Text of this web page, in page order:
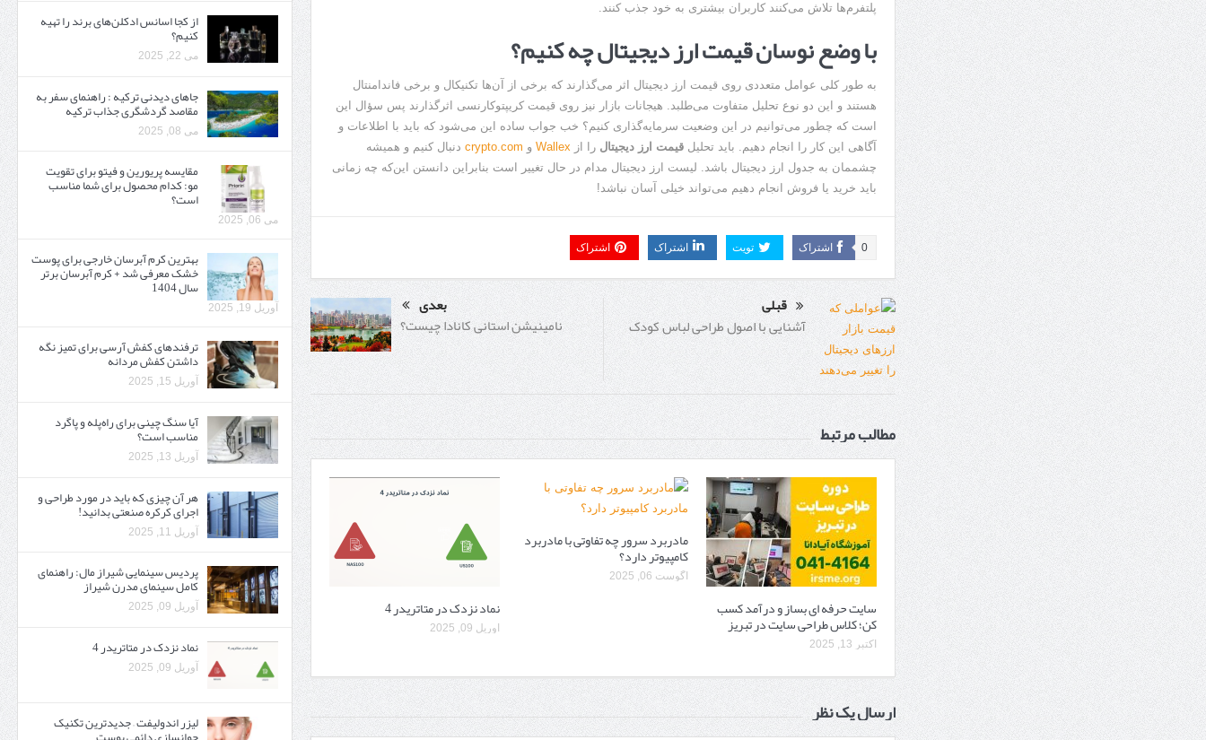
پلتفرم‌ها تلاش می‌کنند کاربران بیشتری به خود جذب کنند.
با وضع نوسان قیمت ارز دیجیتال چه کنیم؟
به طور کلی عوامل متعددی روی قیمت ارز دیجیتال اثر می‌گذارند که برخی از آن‌ها تکنیکال و برخی فاندامنتال
هستند و این دو نوع تحلیل متفاوت می‌طلبد. هیجانات بازار نیز روی قیمت کریپتوکارنسی اثرگذارند پس سؤال این
است که چطور می‌توانیم در این وضعیت سرمایه‌گذاری کنیم؟ خب جواب ساده این می‌شود که باید با اطلاعات و
آگاهی این کار را انجام دهیم. باید تحلیل قیمت ارز دیجیتال را از Wallex و crypto.com دنبال کنیم و همیشه
چشممان به جدول ارز دیجیتال باشد. لیست ارز دیجیتال مدام در حال تغییر است بنابراین دانستن این‌که چه زمانی
باید خرید یا فروش انجام دهیم می‌تواند خیلی آسان نباشد!
اشتراک 0 تویت اشتراک اشتراک
قبلی
آشنایی با اصول طراحی لباس کودک
بعدی
نامینیشن استانی کانادا چیست؟
مطالب مرتبط
سایت حرفه ‌ای بساز و درآمد کسب
کن؛ کلاس طراحی سایت در تبریز
اکتبر 13, 2025
مادربرد سرور چه تفاوتی با مادربرد
کامپیوتر دارد؟
آگوست 06, 2025
نماد نزدک در متاتریدر 4
آوریل 09, 2025
ارسال یک نظر
از کجا اسانس ادکلن‌های برند را تهیه
کنیم؟
می 22, 2025
جاهای دیدنی ترکیه : راهنمای سفر به
مقاصد گردشگری جذاب ترکیه
می 08, 2025
مقایسه پریورین و فیتو برای تقویت
مو: کدام محصول برای شما مناسب
است؟
می 06, 2025
بهترین کرم آبرسان خارجی برای پوست
خشک معرفی شد + کرم آبرسان برتر
سال 1404
آوریل 19, 2025
ترفندهای کفش آرسی برای تمیز نگه
داشتن کفش مردانه
آوریل 15, 2025
آیا سنگ چینی برای راه‌پله و پاگرد
مناسب است؟
آوریل 13, 2025
هر آن چیزی که باید در مورد طراحی و
اجرای کرکره صنعتی بدانید!
آوریل 11, 2025
پردیس سینمایی شیراز مال: راهنمای
کامل سینمای مدرن شیراز
آوریل 09, 2025
نماد نزدک در متاتریدر 4
آوریل 09, 2025
لیزر اندولیفت – جدیدترین تکنیک